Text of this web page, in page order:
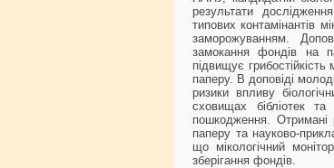
результати
типових контамінантів
заморожуванням.
замокання фондів на
підвищує
паперу. В доповіді
ризики впливу
сховищах бібліотек та
пошкодження. Отримані
паперу та науково-
що мікологічний
зберігання фондів.